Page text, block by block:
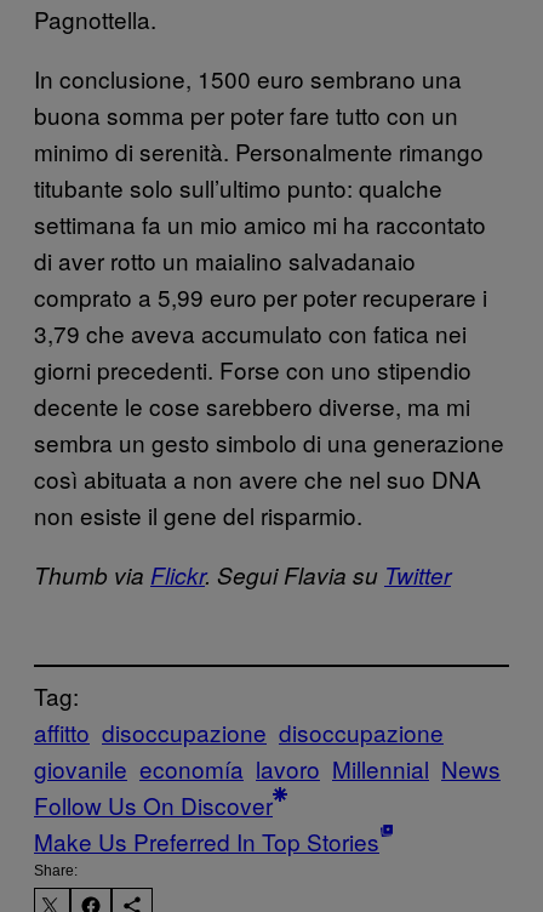
Pagnottella.
In conclusione, 1500 euro sembrano una
buona somma per poter fare tutto con un
minimo di serenità. Personalmente rimango
titubante solo sull’ultimo punto: qualche
settimana fa un mio amico mi ha raccontato
di aver rotto un maialino salvadanaio
comprato a 5,99 euro per poter recuperare i
3,79 che aveva accumulato con fatica nei
giorni precedenti. Forse con uno stipendio
decente le cose sarebbero diverse, ma mi
sembra un gesto simbolo di una generazione
così abituata a non avere che nel suo DNA
non esiste il gene del risparmio.
Thumb via Flickr. Segui Flavia su Twitter
Tag:
affitto disoccupazione disoccupazione
giovanile economía lavoro Millennial News
Follow Us On Discover
Make Us Preferred In Top Stories
Share: